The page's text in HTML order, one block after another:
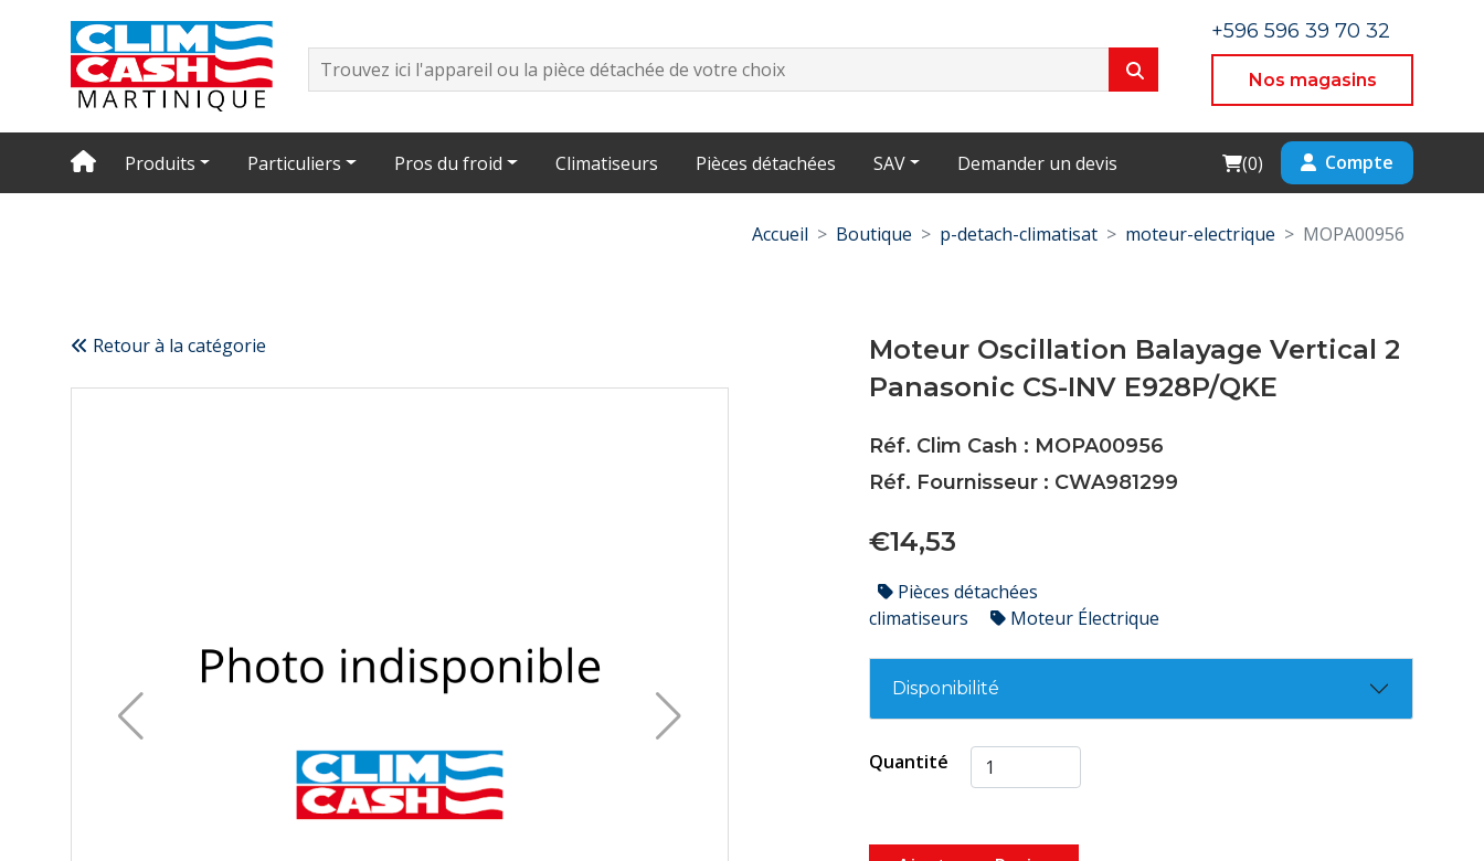
+596 596 39 70 32
Nos magasins
Produits Particuliers Pros du froid Climatiseurs Pièces détachées SAV Demander un devis Cart
(0) Compte
Accueil Boutique p-detach-climatisat moteur-electrique MOPA00956
Retour à la catégorie
Moteur Oscillation Balayage Vertical 2
Panasonic CS-INV E928P/QKE
Réf. Clim Cash : MOPA00956
Réf. Fournisseur : CWA981299
€14,53
Pièces détachées
climatiseurs
Moteur Électrique
Disponibilité
Quantité